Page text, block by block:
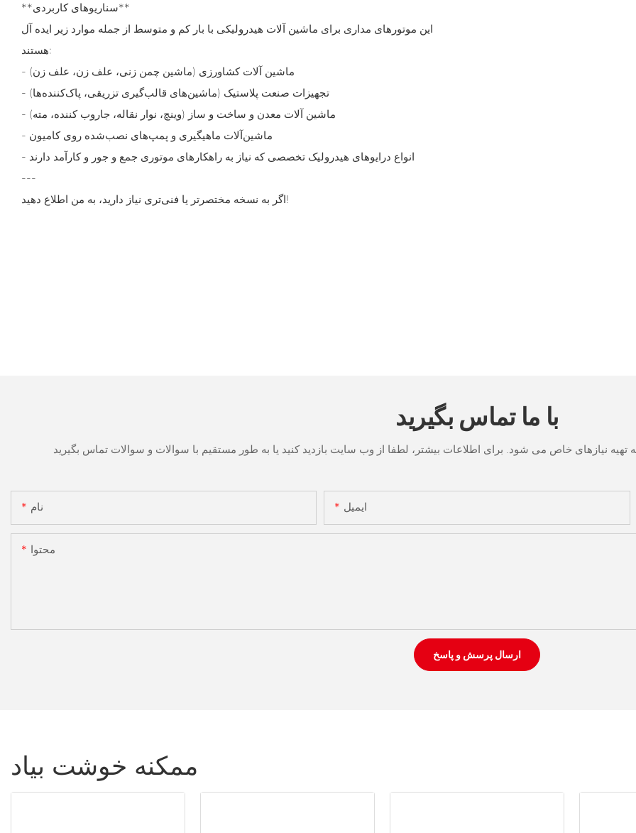
**سناریوهای کاربردی**
این موتورهای مداری برای ماشین آلات هیدرولیکی با بار کم و متوسط ​​از جمله موارد زیر ایده آل
هستند:
- ماشین آلات کشاورزی (ماشین چمن زنی، علف زن، علف زن)
- تجهیزات صنعت پلاستیک (ماشین‌های قالب‌گیری تزریقی، پاک‌کننده‌ها)
- ماشین آلات معدن و ساخت و ساز (وینچ، نوار نقاله، جاروب کننده، مته)
- ماشین‌آلات ماهیگیری و پمپ‌های نصب‌شده روی کامیون
- انواع درایوهای هیدرولیک تخصصی که نیاز به راهکارهای موتوری جمع و جور و کارآمد دارند
---
اگر به نسخه مختصرتر یا فنی‌تری نیاز دارید، به من اطلاع دهید!
با ما تماس بگیرید
نام ایمیل
محتوا
ارسال پرسش و پاسخ
ممکنه خوشت بیاد